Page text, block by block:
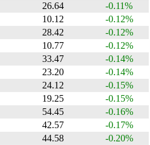
26.64
-0.11%
10.12
-0.12%
28.42
-0.12%
10.77
-0.12%
33.47
-0.14%
23.20
-0.14%
24.12
-0.15%
19.25
-0.15%
54.45
-0.16%
42.57
-0.17%
44.58
-0.20%